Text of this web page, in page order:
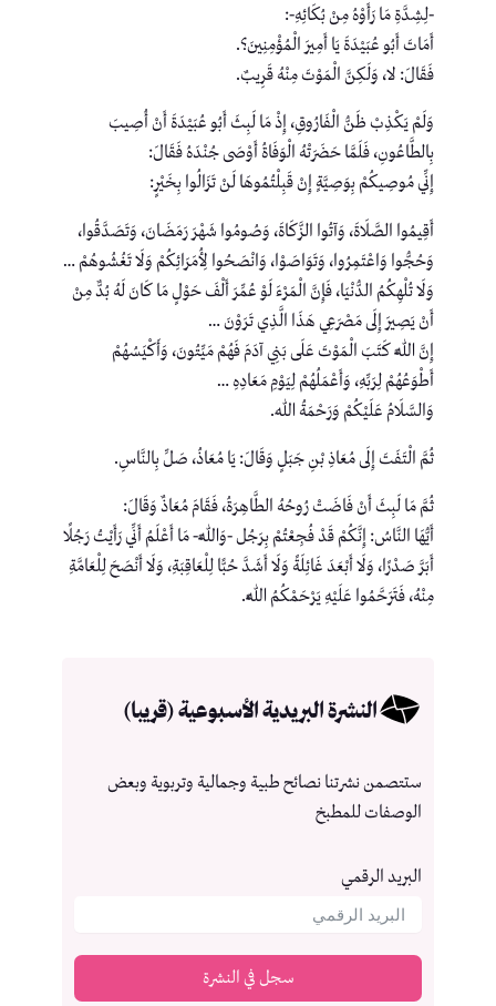
-لِشِدَّةِ مَا رَأَوْهُ مِنْ بُكَائِهِ-:
أَمَاتَ أَبُو عُبَيْدَةَ يَا أَمِيرَ الْمُؤْمِنِينَ؟.
فَقَالَ: لا، وَلَكِنَّ الْمَوْتَ مِنْهُ قَرِيبٌ.
وَلَمْ يَكْذِبْ ظَنُّ الْفَارُوقِ، إِذْ مَا لَبِثَ أَبُو عُبَيْدَةَ أَنْ أُصِيبَ
بِالطَّاعُونِ، فَلَمَّا حَضَرَتْهُ الْوَفَاةُ أَوْصَى جُنْدَهُ فَقَالَ:
إِنِّي مُوصِيكُمْ بِوَصِيَّةٍ إِنْ قَبِلْتُمُوهَا لَنْ تَزَالُوا بِخَيْرٍ:
أَقِيمُوا الصَّلَاةَ، وَآتُوا الزَّكَاةَ، وَصُومُوا شَهْرَ رَمَضَانَ، وَتَصَدَّقُوا،
وَحُجُّوا وَاعْتَمِرُوا، وَتَوَاصَوْا، وَانْصَحُوا لِأُمَرَائِكُمْ وَلَا تَغُشُوهُمْ …
وَلَا تُلْهِكُمُ الدُّنْيَا، فَإِنَّ الْمَرْءَ لَوْ عُمِّرَ أَلْفَ حَوْلٍ مَا كَانَ لَهُ بُدٌّ مِنْ
أَنْ يَصِيرَ إِلَى مَصْرَعِي هَذَا الَّذِي تَرَوْنَ …
إِنَّ اللَّهَ كَتَبَ الْمَوْتَ عَلَى بَنِي آدَمَ فَهُمْ مَيِّتُونَ، وَأَكْيَسُهُمْ
أَطْوَعُهُمْ لِرَبِّهِ، وَأَعْمَلُهُمْ لِيَوْمِ مَعَادِهِ …
وَالسَّلَامُ عَلَيْكُمْ وَرَحْمَةُ اللهِ.
ثُمَّ الْتَفَتَ إِلَى مُعَاذِ بْنِ جَبَلٍ وَقَالَ: يَا مُعَاذُ، صَلِّ بِالنَّاسِ.
ثُمَّ مَا لَبِثَ أَنْ فَاضَتْ رُوحُهُ الطَّاهِرَةُ، فَقَامَ مُعَاذٌ وَقَالَ:
أَيُّهَا النَّاسُ: إِنَّكُمْ قَدْ فُجِعْتُمْ بِرَجُل -وَاللَّهِ- مَا أَعْلَمُ أَنِّي رَأَيْتُ رَجُلًا
أَبَرَّ صَدْرًا، وَلَا أَبْعَدَ غَائِلَةً وَلَا أَشَدَّ حُبًّا لِلْعَاقِبَةِ، وَلَا أَنْصَحَ لِلْعَامَّةِ
مِنْهُ، فَتَرَحَّمُوا عَلَيْهِ يَرْحَمْكُمُ اللَّهُ.
النشرة البريدية الأسبوعية (قريبا)
ستتصمن نشرتنا نصائح طبية وجمالية وتربوية وبعض
الوصفات للمطبخ
البريد الرقمي
سجل في النشرة